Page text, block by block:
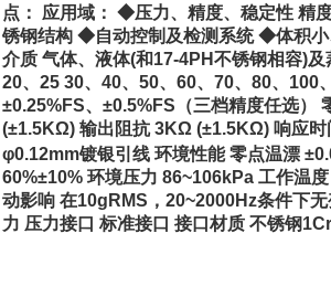
点： 应用域： ◆压力、精度、稳定性 精
锈钢结构 ◆自动控制及检测系统 ◆体积小
介质 气体、液体(和17-4PH不锈钢相容)
20、25 30、40、50、60、70、80、100
±0.25%FS、±0.5%FS（三档精度任选）
(±1.5KΩ) 输出阻抗 3KΩ (±1.5KΩ) 响应时
φ0.12mm镀银引线 环境性能 零点温漂
60%±10% 环境压力 86~106kPa 工作温
动影响 在10gRMS，20~2000Hz条件下
力 压力接口 标准接口 接口材质 不锈钢